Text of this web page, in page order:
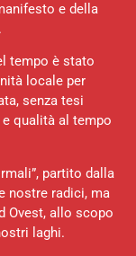
e della
tempo è stato
locale per
senza tesi
qualità al tempo
partito dalla
nostre radici, ma
Ovest, allo scopo
laghi.